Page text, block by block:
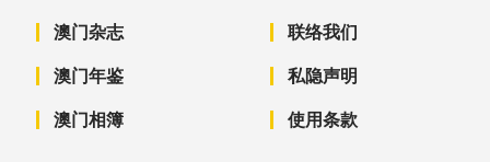
澳门杂志
澳门年鉴
澳门相簿
联络我们
私隐声明
使用条款